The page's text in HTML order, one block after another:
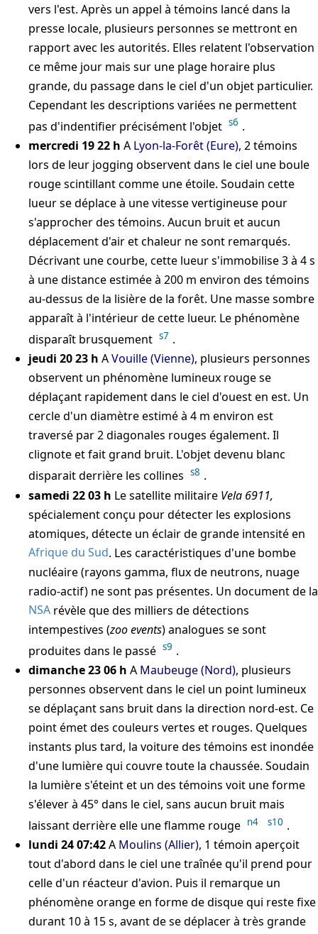
vers l'est. Après un appel à témoins lancé dans la
presse locale, plusieurs personnes se mettront en
rapport avec les autorités. Elles relatent l'observation
ce même jour mais sur une plage horaire plus
grande, du passage dans le ciel d'un objet particulier.
Cependant les descriptions variées ne permettent
pas d'indentifier précisément l'objet s6 .
mercredi 19 22 h A Lyon-la-Forêt (Eure), 2 témoins
lors de leur jogging observent dans le ciel une boule
rouge scintillant comme une étoile. Soudain cette
lueur se déplace à une vitesse vertigineuse pour
s'approcher des témoins. Aucun bruit et aucun
déplacement d'air et chaleur ne sont remarqués.
Décrivant une courbe, cette lueur s'immobilise 3 à 4 s
à une distance estimée à 200 m environ des témoins
au-dessus de la lisière de la forêt. Une masse sombre
apparaît à l'intérieur de cette lueur. Le phénomène
disparaît brusquement s7 .
jeudi 20 23 h AVouille (Vienne), plusieurs personnes
observent un phénomène lumineux rouge se
déplaçant rapidement dans le ciel d'ouest en est. Un
cercle d'un diamètre estimé à 4 m environ est
traversé par 2 diagonales rouges également. Il
clignote et fait grand bruit. L'objet devenu blanc
disparait derrière les collines s8 .
samedi 22 03 h Le satellite militaire Vela 6911,
spécialement conçu pour détecter les explosions
atomiques, détecte un éclair de grande intensité en
Afrique du Sud. Les caractéristiques d'une bombe
nucléaire (rayons gamma, flux de neutrons, nuage
radio-actif) ne sont pas présentes. Un document de la
NSA révèle que des milliers de détections
intempestives (zoo events) analogues se sont
produites dans le passé s9 .
dimanche 23 06 h A Maubeuge (Nord), plusieurs
personnes observent dans le ciel un point lumineux
se déplaçant sans bruit dans la direction nord-est. Ce
point émet des couleurs vertes et rouges. Quelques
instants plus tard, la voiture des témoins est inondée
d'une lumière qui couvre toute la chaussée. Soudain
la lumière s'éteint et un des témoins voit une forme
s'élever à 45° dans le ciel, sans aucun bruit mais
laissant derrière elle une flamme rouge n4 s10 .
lundi 24 07:42A Moulins (Allier), 1 témoin aperçoit
tout d'abord dans le ciel une traînée qu'il prend pour
celle d'un réacteur d'avion. Puis il remarque un
phénomène orange en forme de disque qui reste fixe
durant 10 à 15 s, avant de se déplacer à très grande